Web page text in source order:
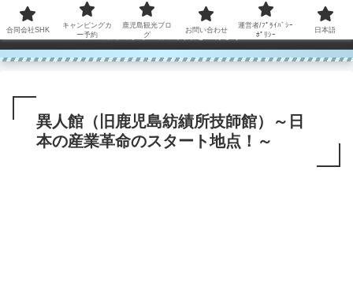
コンテンツへスキップ
鹿児島から世界に笑顔を広げます！
異人館（旧鹿児島紡績所技師館）～日
本の産業革命のスタート地点！～
合同会社SHK
キャンピングカ
ー予約
鹿児島観光ブロ
グ
お問い合わせ
運営者/ﾌﾟﾗｲﾊﾞｼｰ
ﾎﾟﾘｼｰ
日本語